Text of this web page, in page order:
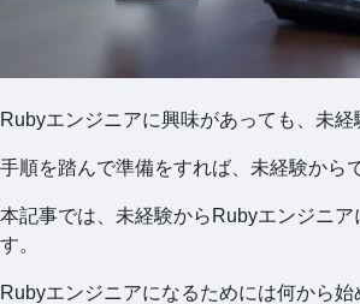
Rubyエンジニアに興味があっても、未
手順を踏んで準備をすれば、未経験から
本記事では、未経験からRubyエンジニ
す。
Rubyエンジニアになるためには何から